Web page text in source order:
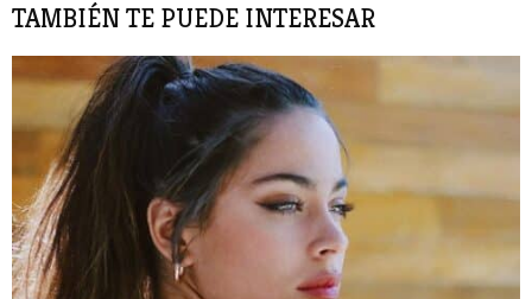
TAMBIÉN TE PUEDE INTERESAR